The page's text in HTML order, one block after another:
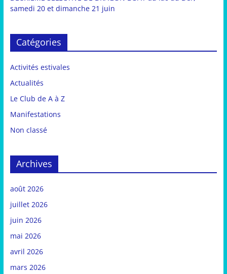
samedi 20 et dimanche 21 juin
Catégories
Activités estivales
Actualités
Le Club de A à Z
Manifestations
Non classé
Archives
août 2026
juillet 2026
juin 2026
mai 2026
avril 2026
mars 2026